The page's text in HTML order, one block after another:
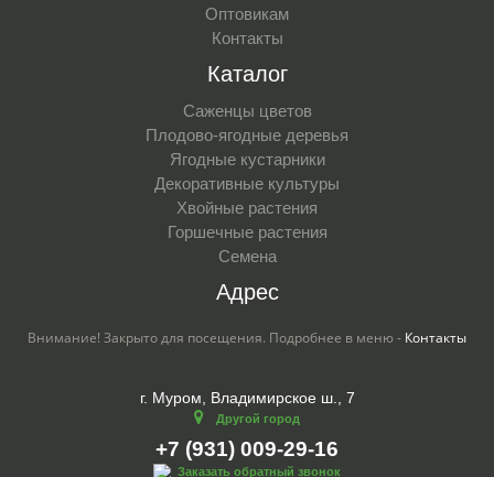
Оптовикам
Контакты
Каталог
Саженцы цветов
Плодово-ягодные деревья
Ягодные кустарники
Декоративные культуры
Хвойные растения
Горшечные растения
Семена
Адрес
Внимание! Закрыто для посещения. Подробнее в меню - Контакты
г. Муром, Владимирское ш., 7
Другой город
+7 (931) 009-29-16
Заказать обратный звонок